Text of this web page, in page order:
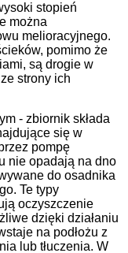
stopień
można
melioracyjnego.
pomimo że
są drogie w
strony ich
- zbiornik składa
się w
pompę
nie opadają na dno
do osadnika
Te typy
oczyszczenie
dzięki działaniu
na podłożu z
lub tłuczenia. W